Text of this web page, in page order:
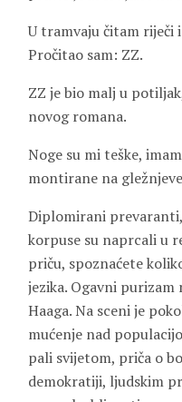
U tramvaju čitam riječi
Pročitao sam: ZZ.
ZZ je bio malj u
novog romana.
Noge su mi teške,
montirane na
Diplomirani
korpuse su naprcali u
priču, spoznaćete
jezika. Ogavni purizam
Haaga. Na sceni je
mućenje nad
pali svijetom, priča o
demokratiji, ljudskim